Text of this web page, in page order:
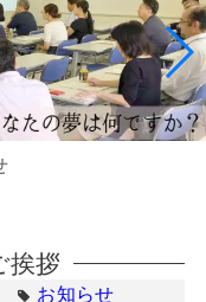
挨拶
お知らせ